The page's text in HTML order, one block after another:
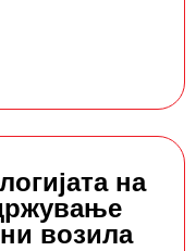
на
возила